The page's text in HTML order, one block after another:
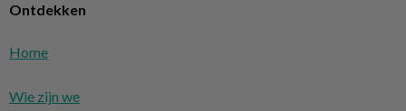
Ontdekken
Home
Wie zijn we